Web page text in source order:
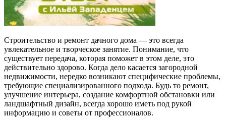
Строительство и ремонт дачного дома — это всегда
увлекательное и творческое занятие. Понимание, что
существует передача, которая поможет в этом деле, это
действительно здорово. Когда дело касается загородной
недвижимости, нередко возникают специфические проблемы,
требующие специализированного подхода. Будь то ремонт,
улучшение интерьера, создание комфортной обстановки или
ландшафтный дизайн, всегда хорошо иметь под рукой
информацию и советы от профессионалов.